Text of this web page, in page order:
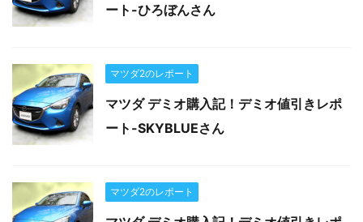
ート-ひろぼんさん
マツダ2のレポート
マツダ デミオ購入記！デミオ値引きレポ
ート-SKYBLUEさん
マツダ2のレポート